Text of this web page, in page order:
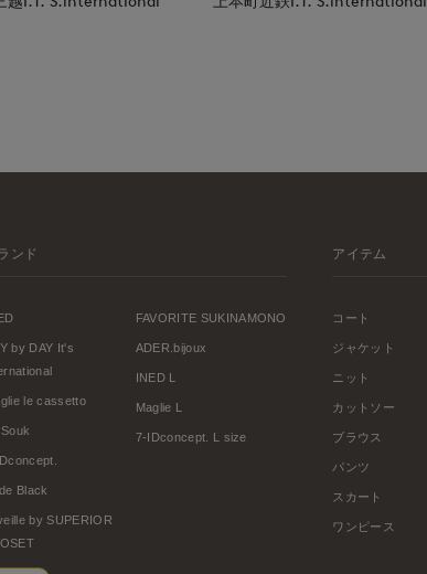
ンド
by DAY It's
le cassetto
Black
by SUPERIOR
FAVORITE SUKINAMONO
ADER.bijoux
INED L
Maglie L
7-IDconcept. L size
アイテム
コート
ジャケット
ニット
カットソー
ブラウス
パンツ
スカート
ワンピース